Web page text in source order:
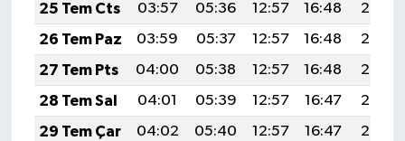
25 Tem Cts
03:57 05:36 12:57 16:48
20:08
26 Tem Paz
03:59 05:37 12:57 16:48
20:08
27 Tem Pts
04:00 05:38 12:57 16:48
20:07
28 Tem Sal
04:01 05:39 12:57 16:47
20:06
29 Tem Çar
04:02 05:40 12:57 16:47
20:05